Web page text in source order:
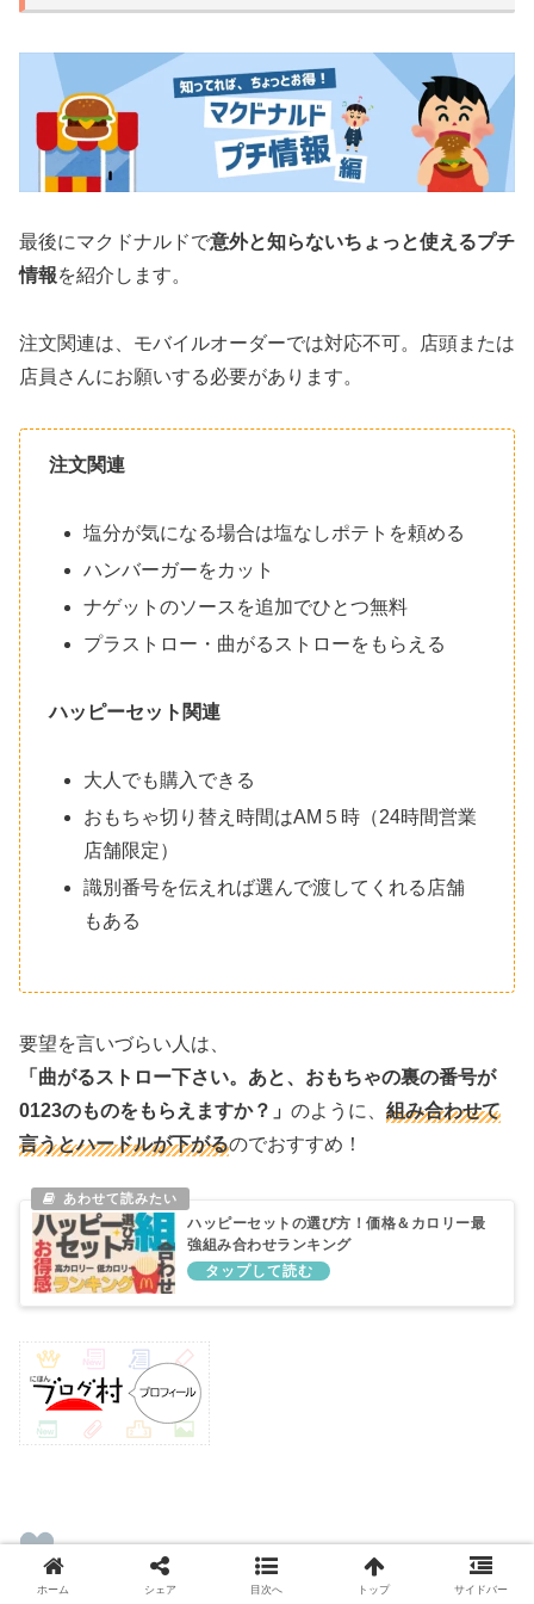
最後にマクドナルドで意外と知らないちょっと使えるプチ
情報を紹介します。
注文関連は、モバイルオーダーでは対応不可。店頭または
店員さんにお願いする必要があります。
注文関連
塩分が気になる場合は塩なしポテトを頼める
ハンバーガーをカット
ナゲットのソースを追加でひとつ無料
プラストロー・曲がるストローをもらえる
ハッピーセット関連
大人でも購入できる
おもちゃ切り替え時間はAM５時（24時間営業
店舗限定）
識別番号を伝えれば選んで渡してくれる店舗
もある
要望を言いづらい人は、
「曲がるストロー下さい。あと、おもちゃの裏の番号が
0123のものをもらえますか？」 のように、 組み合わせて
言うとハードルが下がるのでおすすめ！
ハッピーセットの選び方！価格＆カロリー最
強組み合わせランキング
ホーム シェア 目次へ トップ サイドバー